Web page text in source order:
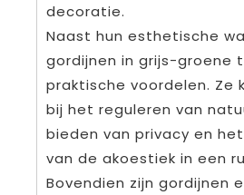
decoratie.
Naast hun esthetische
gordijnen in grijs-groene
praktische voordelen. Ze
bij het reguleren van
bieden van privacy en
van de akoestiek in een
Bovendien zijn gordijnen